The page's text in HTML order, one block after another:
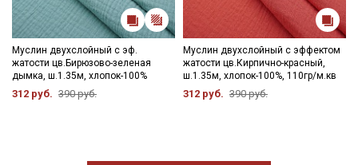
Муслин двухслойный с эф.
жатости цв.Бирюзово-зеленая
дымка, ш.1.35м, хлопок-100%
312 руб. 390 руб.
Муслин двухслойный с эффектом
жатости цв.Кирпично-красный,
ш.1.35м, хлопок-100%, 110гр/м.кв
312 руб. 390 руб.